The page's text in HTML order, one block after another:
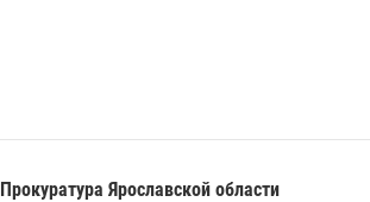
Прокуратура Ярославской области